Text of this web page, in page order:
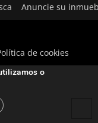
Anuncie su
de cookies
experiencia en
o